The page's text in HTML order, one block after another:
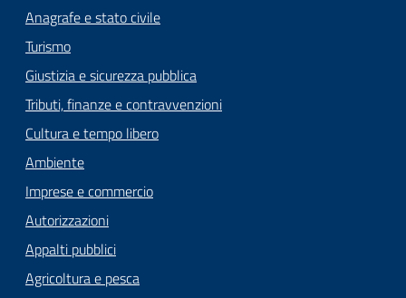
Anagrafe e stato civile
Turismo
Giustizia e sicurezza pubblica
Tributi, finanze e contravvenzioni
Cultura e tempo libero
Ambiente
Imprese e commercio
Autorizzazioni
Appalti pubblici
Agricoltura e pesca